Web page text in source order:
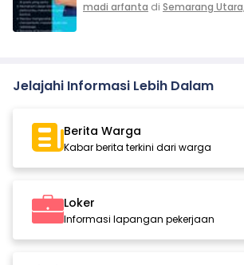
madi arfanta di Semarang
Jelajahi Informasi Lebih Dalam
Berita Warga
Kabar berita terkini dari warga
Loker
Informasi lapangan pekerjaan